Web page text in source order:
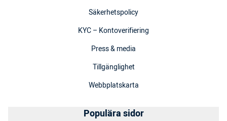
Säkerhetspolicy
KYC – Kontoverifiering
Press & media
Tillgänglighet
Webbplatskarta
Populära sidor